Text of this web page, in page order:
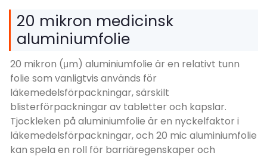
20 mikron medicinsk
aluminiumfolie
20 mikron (μm) aluminiumfolie är en relativt tunn
folie som vanligtvis används för
läkemedelsförpackningar, särskilt
blisterförpackningar av tabletter och kapslar.
Tjockleken på aluminiumfolie är en nyckelfaktor i
läkemedelsförpackningar, och 20 mic aluminiumfolie
kan spela en roll för barriäregenskaper och